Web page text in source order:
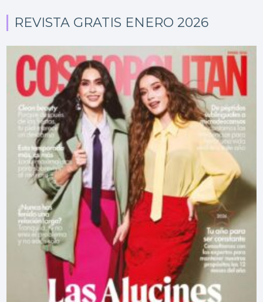
REVISTA GRATIS ENERO 2026